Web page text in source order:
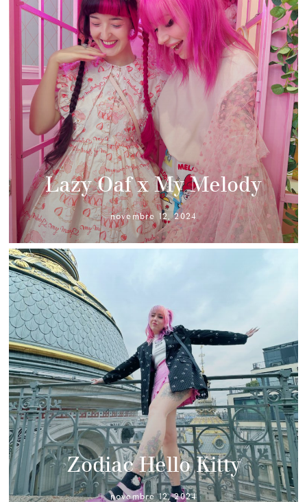
Lazy Oaf x My Melody
novembre 12, 2024
Zodiac Hello Kitty
novembre 12, 2024